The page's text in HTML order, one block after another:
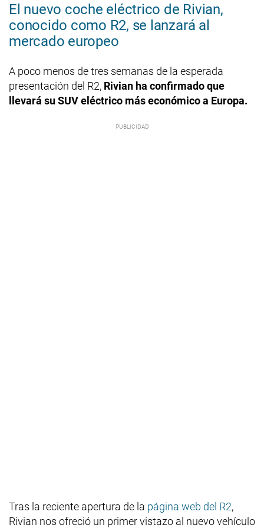
El nuevo coche eléctrico de Rivian,
conocido como R2, se lanzará al
mercado europeo
A poco menos de tres semanas de la esperada
presentación del R2, Rivian ha confirmado que
llevará su SUV eléctrico más económico a Europa.
Tras la reciente apertura de la página web del R2,
Rivian nos ofreció un primer vistazo al nuevo vehículo